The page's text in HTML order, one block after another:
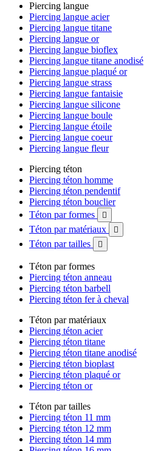
Piercing langue
Piercing langue acier
Piercing langue titane
Piercing langue or
Piercing langue bioflex
Piercing langue titane anodisé
Piercing langue plaqué or
Piercing langue strass
Piercing langue fantaisie
Piercing langue silicone
Piercing langue boule
Piercing langue étoile
Piercing langue coeur
Piercing langue fleur
Piercing téton
Piercing téton homme
Piercing téton pendentif
Piercing téton bouclier
Téton par formes

Téton par matériaux 
Téton par tailles 
Téton par formes
Piercing téton anneau
Piercing téton barbell
Piercing téton fer à cheval
Téton par matériaux
Piercing téton acier
Piercing téton titane
Piercing téton titane anodisé
Piercing téton bioplast
Piercing téton plaqué or
Piercing téton or
Téton par tailles
Piercing téton 11 mm
Piercing téton 12 mm
Piercing téton 14 mm